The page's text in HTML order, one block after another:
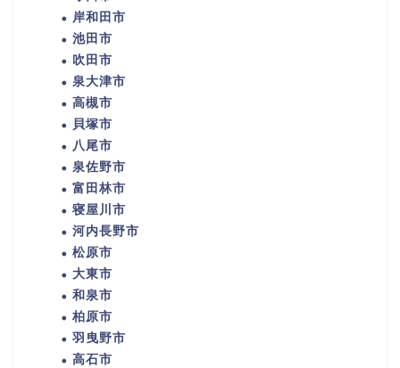
岸和田市
池田市
吹田市
泉大津市
高槻市
貝塚市
八尾市
泉佐野市
富田林市
寝屋川市
河内長野市
松原市
大東市
和泉市
柏原市
羽曳野市
高石市